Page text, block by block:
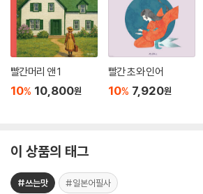
빨간머리 앤 1
10% 10,800원
빨간 초와 인어
10% 7,920원
이 상품의 태그
#쓰는맛 #일본어필사